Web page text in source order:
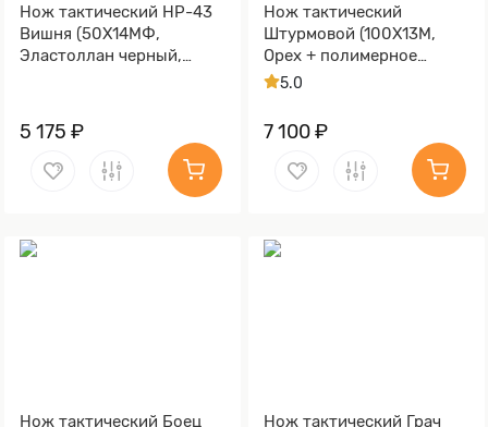
Нож тактический НР-43
Вишня (50Х14МФ,
Эластоллан черный,
5 175 ₽
Нож тактический
Штурмовой (100Х13М,
Орех + полимерное
покрытие,
5.0
7 100 ₽
Нож тактический Боец Нож тактический Грач